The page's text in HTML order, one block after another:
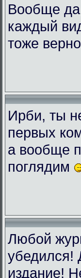
Вообще
каждый
тоже
Ирби, ты
первых
а вообще
поглядим
Любой
убедился!
издание!